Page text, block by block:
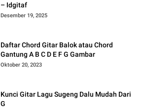
– Idgitaf
Desember 19, 2025
Daftar Chord Gitar Balok atau Chord
Gantung A B C D E F G Gambar
Oktober 20, 2023
Kunci Gitar Lagu Sugeng Dalu Mudah Dari
G